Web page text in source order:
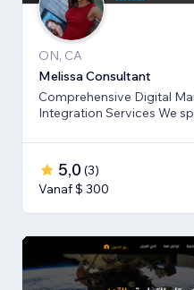
ON, CA
Melissa Consultant
Comprehensive Digital
Integration
5,0 (3)
Vanaf $ 300